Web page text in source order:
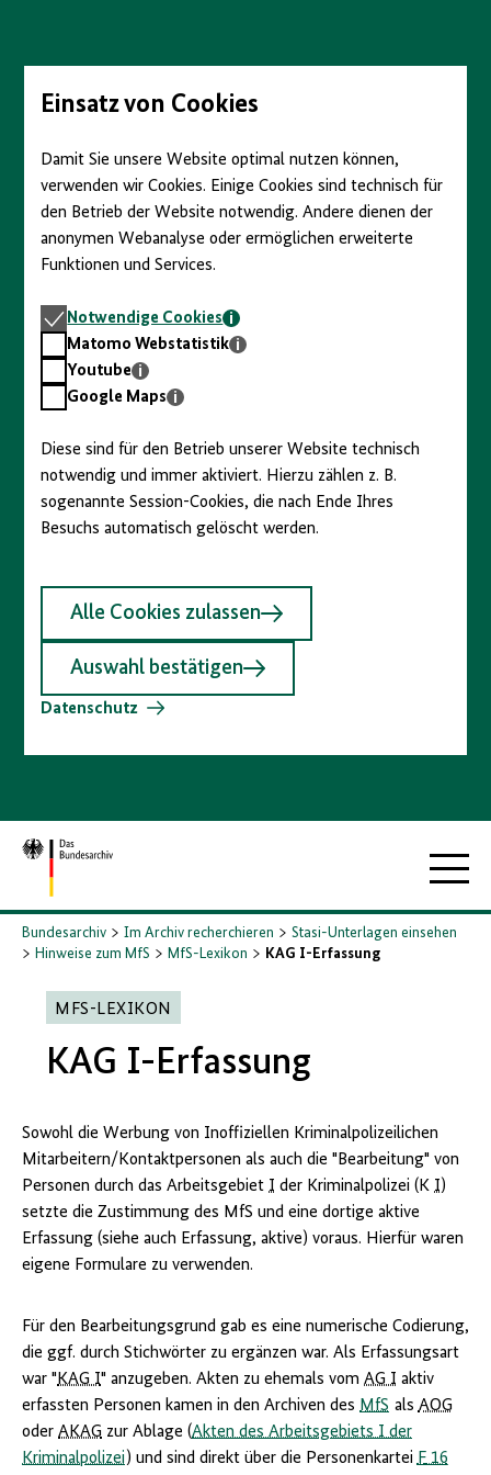
Seiteninhalt
springenEinsatz von Cookies
Damit Sie unsere Website optimal nutzen können,
verwenden wir Cookies. Einige Cookies sind technisch für
den Betrieb der Website notwendig. Andere dienen der
anonymen Webanalyse oder ermöglichen erweiterte
Funktionen und Services.
Notwendige
Cookies
Notwendige Cookies
Matomo
Webstatistik
Matomo Webstatistik
Youtube
Youtube
GoogleGoogle Maps
Diese sind für den Betrieb unserer Website technisch
notwendig und immer aktiviert. Hierzu zählen z. B.
sogenannte Session-Cookies, die nach Ende Ihres
Besuchs automatisch gelöscht werden.
Alle Cookies zulassen
Auswahl bestätigen
Datenschutz
Zur
Startseite
Bundesarchiv Im Archiv recherchieren
Stasi-Unterlagen einsehen
Hinweise zum MfS
MfS-Lexikon KAG I-Erfassung
MFS-LEXIKON
KAG I-Erfassung
Sowohl die Werbung von Inoffiziellen Kriminalpolizeilichen
Mitarbeitern/Kontaktpersonen als auch die "Bearbeitung" von
Personen durch das Arbeitsgebiet I der Kriminalpolizei (K I)
setzte die Zustimmung des MfS und eine dortige aktive
Erfassung (siehe auch Erfassung, aktive) voraus. Hierfür waren
eigene Formulare zu verwenden.
Für den Bearbeitungsgrund gab es eine numerische Codierung,
die ggf. durch Stichwörter zu ergänzen war. Als Erfassungsart
war "KAG I" anzugeben. Akten zu ehemals vom AG I aktiv
erfassten Personen kamen in den Archiven des MfS alsAOG
oder AKAG zur Ablage (Akten des Arbeitsgebiets I der
Kriminalpolizei) und sind direkt über die PersonenkarteiF16